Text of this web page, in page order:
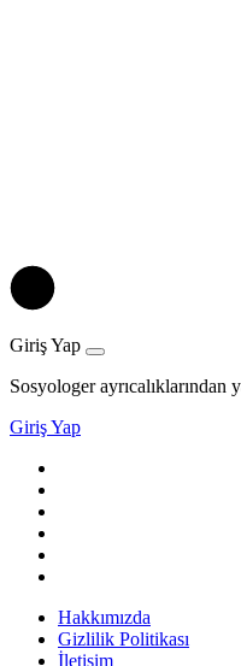
Giriş Yap
Sosyologer
Giriş Yap
Hakkımızda
Gizlilik Politikası
İletişim